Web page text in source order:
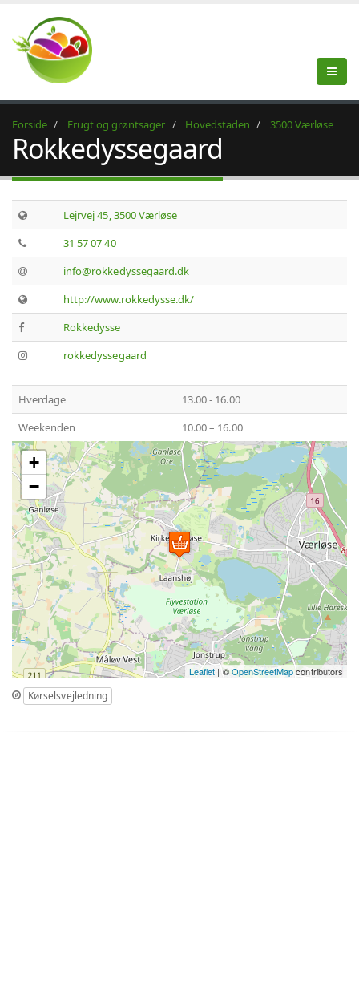
Forside Frugt og grøntsager Hovedstaden 3500 Værløse
Rokkedyssegaard
Lejrvej 45, 3500 Værløse
31 57 07 40
info@rokkedyssegaard.dk
http://www.rokkedysse.dk/
Rokkedysse
rokkedyssegaard
Hverdage
13.00 - 16.00
Weekenden
10.00 – 16.00
+
−
Leaflet | ©OpenStreetMapcontributors
Kørselsvejledning